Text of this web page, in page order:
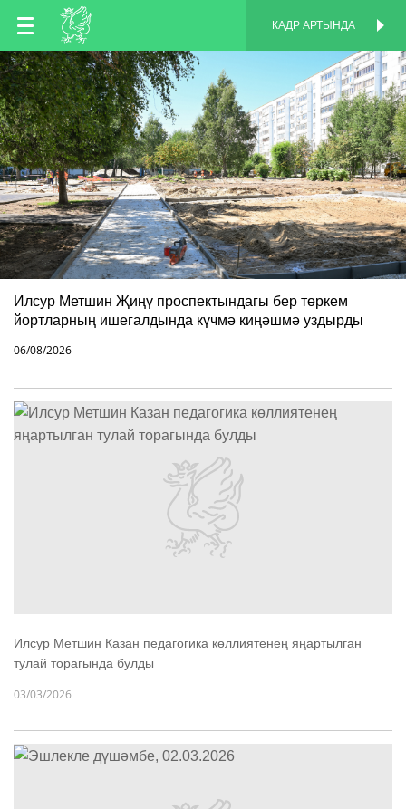
TT
EN
RU
КАДР АРТЫНДА
Илсур Метшин Җиңү проспектындагы бер төркем
йортларның ишегалдында күчмә киңәшмә уздырды
06/08/2026
Илсур Метшин Казан педагогика көллиятенең яңартылган
тулай торагында булды
03/03/2026
КАДР АРТЫНДА